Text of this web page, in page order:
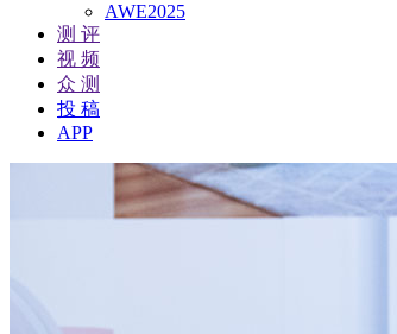
AWE2025
测 评
视 频
众 测
投 稿
APP